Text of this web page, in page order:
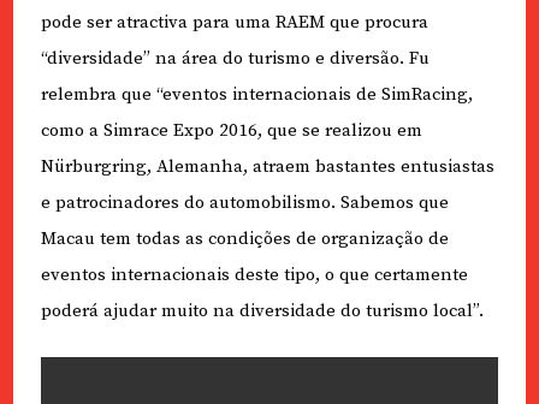
pode ser atractiva para uma RAEM que procura
“diversidade” na área do turismo e diversão. Fu
relembra que “eventos internacionais de SimRacing,
como a Simrace Expo 2016, que se realizou em
Nürburgring, Alemanha, atraem bastantes entusiastas
e patrocinadores do automobilismo. Sabemos que
Macau tem todas as condições de organização de
eventos internacionais deste tipo, o que certamente
poderá ajudar muito na diversidade do turismo local”.